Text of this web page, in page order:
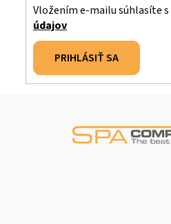
Vložením e-mailu súhlasíte s
údajov
PRIHLÁSIŤ SA